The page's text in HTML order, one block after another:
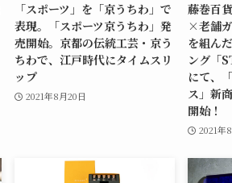
「スポーツ」を「京うちわ」で
表現。「スポーツ京うちわ」発
売開始。京都の伝統工芸・京う
ちわで、江戸時代にタイムスリ
ップ
2021年8月20日
藤巻百
×老舗
を組ん
ング「
にて、
ス」新
開始！
2021年